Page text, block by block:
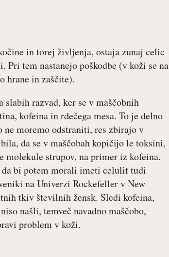
in torej življenja, ostaja zunaj celic
tem nastanejo poškodbe (v koži se na
hrane in zaščite).
razvad, ker se v maščobnih
kofeina in rdečega mesa. To je delno
ne moremo odstraniti, res zbirajo v
da se v maščobah kopičijo le toksini,
molekule strupov, na primer iz kofeina.
bi potem morali imeti celulit tudi
na Univerzi Rockefeller v New
tkiv številnih žensk. Sledi kofeina,
našli, temveč navadno maščobo,
problem v koži.